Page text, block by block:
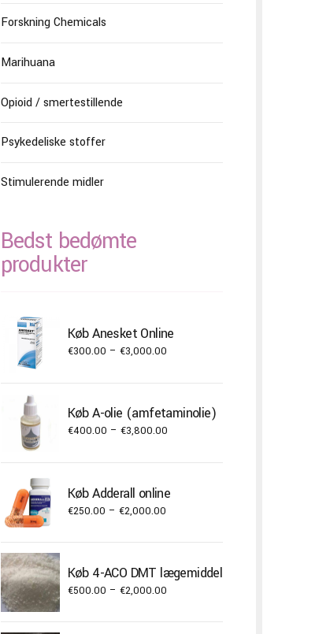
Forskning Chemicals
Marihuana
Opioid / smertestillende
Psykedeliske stoffer
Stimulerende midler
Bedst bedømte
produkter
Køb Anesket Online
€300.00 – €3,000.00Price
through
€3,000.00
Køb A-olie (amfetaminolie)
€400.00 – €3,800.00Price
Køb Adderall online
€250.00 – €2,000.00Price
through
€2,000.00
Køb 4-ACO DMT lægemiddel
€500.00 – €2,000.00Price